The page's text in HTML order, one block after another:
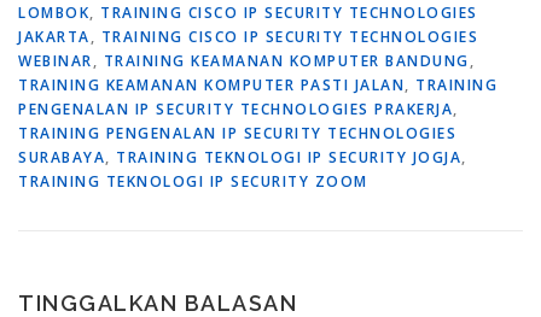
LOMBOK, TRAINING CISCO IP SECURITY TECHNOLOGIES
JAKARTA, TRAINING CISCO IP SECURITY TECHNOLOGIES
WEBINAR, TRAINING KEAMANAN KOMPUTER BANDUNG,
TRAINING KEAMANAN KOMPUTER PASTI JALAN, TRAINING
PENGENALAN IP SECURITY TECHNOLOGIES PRAKERJA,
TRAINING PENGENALAN IP SECURITY TECHNOLOGIES
SURABAYA, TRAINING TEKNOLOGI IP SECURITY JOGJA,
TRAINING TEKNOLOGI IP SECURITY ZOOM
TINGGALKAN BALASAN